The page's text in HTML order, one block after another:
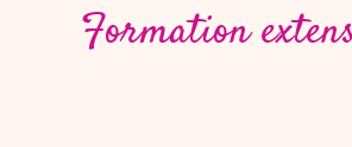
Formation